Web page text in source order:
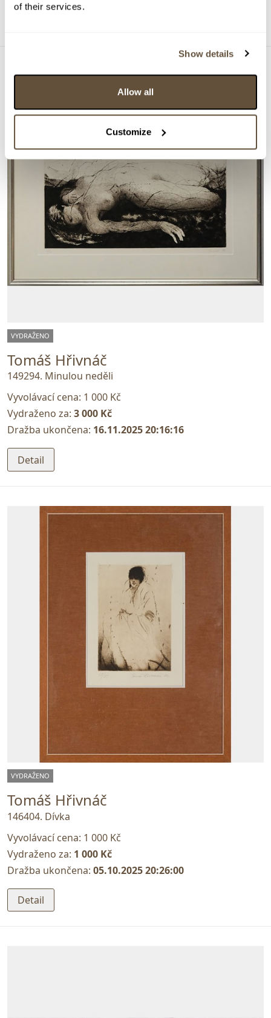
of their services.
Show details
Allow all
Customize
VYDRAŽENO
Tomáš Hřivnáč
149294. Minulou neděli
Vyvolávací cena: 1 000 Kč
Vydraženo za: 3 000 Kč
Dražba ukončena: 16.11.2025 20:16:16
Detail
VYDRAŽENO
Tomáš Hřivnáč
146404. Dívka
Vyvolávací cena: 1 000 Kč
Vydraženo za: 1 000 Kč
Dražba ukončena: 05.10.2025 20:26:00
Detail